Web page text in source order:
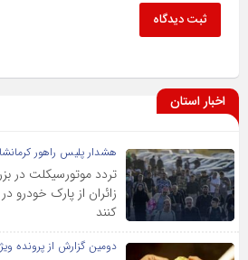
ثبت دیدگاه
اخبار استان
هشدار پلیس راهور
تردد موتورسیکلت در
زائران از پارک
کنند
دومین گزارش از پرونده ویژه :طلای ۱۸ عیار یا